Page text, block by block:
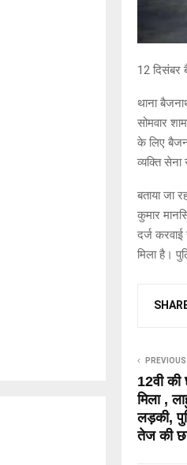
12 दिसंबर
थाना
सोमवार
के लिए
व्यक्ति
बताया जा
कुमार
दर्ज
मिला है।
12वी की
मिला ,
लड़की,
तेज की